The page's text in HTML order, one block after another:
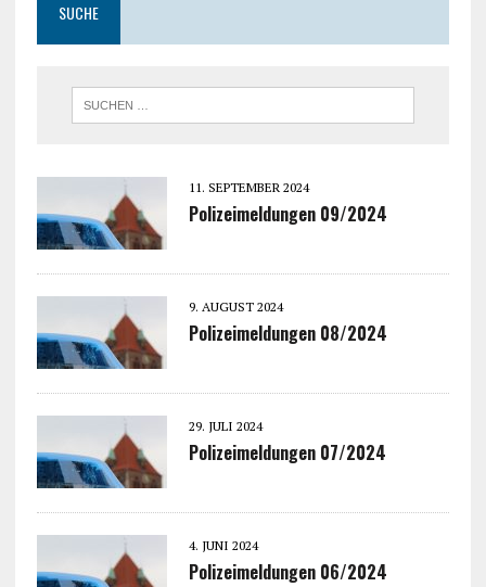
SUCHE
11. SEPTEMBER 2024
Polizeimeldungen 09/2024
9. AUGUST 2024
Polizeimeldungen 08/2024
29. JULI 2024
Polizeimeldungen 07/2024
4. JUNI 2024
Polizeimeldungen 06/2024